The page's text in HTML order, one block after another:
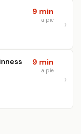
9 min
a pie
9 min
a pie